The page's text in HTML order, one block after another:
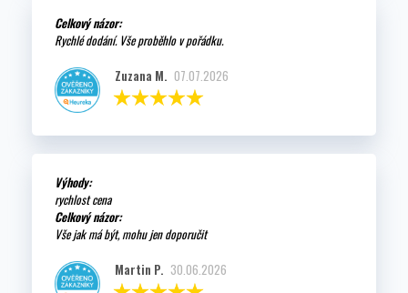
Celkový názor:
Rychlé dodání. Vše proběhlo v pořádku.
Zuzana M. 07.07.2026
Výhody:
rychlost cena
Celkový názor:
Vše jak má být, mohu jen doporučit
Martin P. 30.06.2026